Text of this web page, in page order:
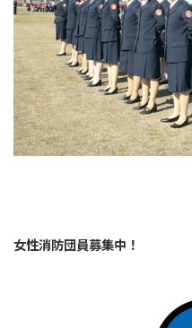
女性消防団員募集中！